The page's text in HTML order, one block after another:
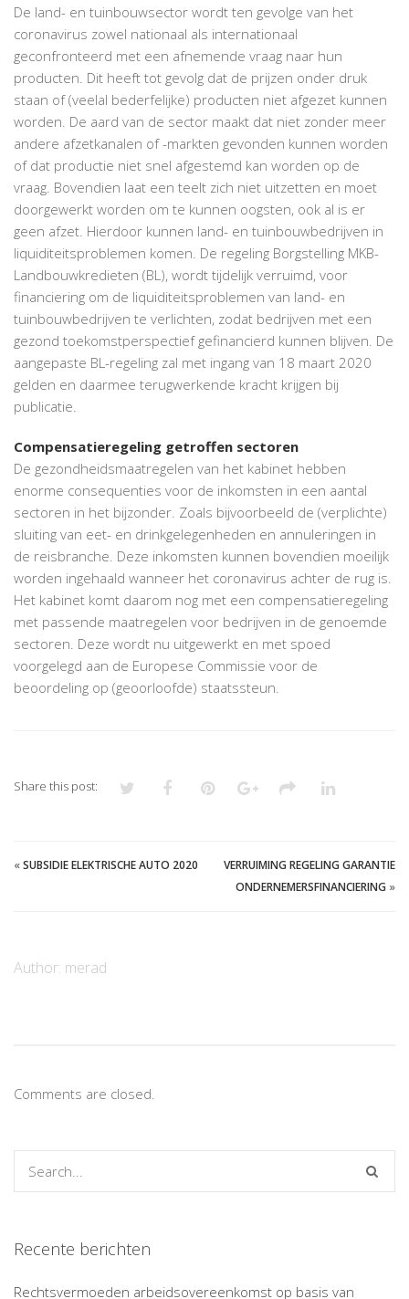
De land- en tuinbouwsector wordt ten gevolge van het
coronavirus zowel nationaal als internationaal
geconfronteerd met een afnemende vraag naar hun
producten. Dit heeft tot gevolg dat de prijzen onder druk
staan of (veelal bederfelijke) producten niet afgezet kunnen
worden. De aard van de sector maakt dat niet zonder meer
andere afzetkanalen of -markten gevonden kunnen worden
of dat productie niet snel afgestemd kan worden op de
vraag. Bovendien laat een teelt zich niet uitzetten en moet
doorgewerkt worden om te kunnen oogsten, ook al is er
geen afzet. Hierdoor kunnen land- en tuinbouwbedrijven in
liquiditeitsproblemen komen. De regeling Borgstelling MKB-
Landbouwkredieten (BL), wordt tijdelijk verruimd, voor
financiering om de liquiditeitsproblemen van land- en
tuinbouwbedrijven te verlichten, zodat bedrijven met een
gezond toekomstperspectief gefinancierd kunnen blijven. De
aangepaste BL-regeling zal met ingang van 18 maart 2020
gelden en daarmee terugwerkende kracht krijgen bij
publicatie.
Compensatieregeling getroffen sectoren
De gezondheidsmaatregelen van het kabinet hebben
enorme consequenties voor de inkomsten in een aantal
sectoren in het bijzonder. Zoals bijvoorbeeld de (verplichte)
sluiting van eet- en drinkgelegenheden en annuleringen in
de reisbranche. Deze inkomsten kunnen bovendien moeilijk
worden ingehaald wanneer het coronavirus achter de rug is.
Het kabinet komt daarom nog met een compensatieregeling
met passende maatregelen voor bedrijven in de genoemde
sectoren. Deze wordt nu uitgewerkt en met spoed
voorgelegd aan de Europese Commissie voor de
beoordeling op (geoorloofde) staatssteun.
Share this post:
«SUBSIDIE ELEKTRISCHE AUTO 2020
VERRUIMING REGELING GARANTIE
ONDERNEMERSFINANCIERING »
Author: merad
Comments are closed.
Recente berichten
Rechtsvermoeden arbeidsovereenkomst op basis van